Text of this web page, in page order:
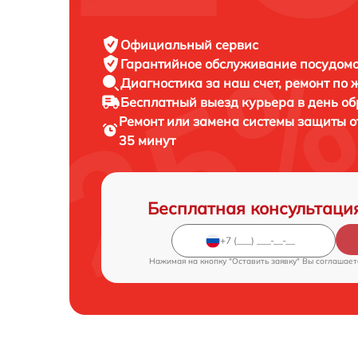
Официальный сервис
Гарантийное обслуживание
Диагностика за наш счет, ремонт по
Бесплатный выезд курьера в день
Ремонт или замена системы защиты
35 минут
Бесплатная
Нажимая на кнопку "Оставить заявку" Вы